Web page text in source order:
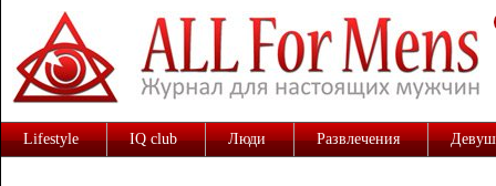
Lifestyle IQ club Люди Развлечения